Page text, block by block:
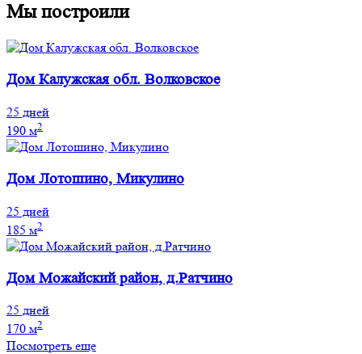
Мы построили
Дом Калужская обл. Волковское
25 дней
190 м2
Дом Лотошино, Микулино
25 дней
185 м2
Дом Можайский район, д.Ратчино
25 дней
170 м2
Посмотреть еще